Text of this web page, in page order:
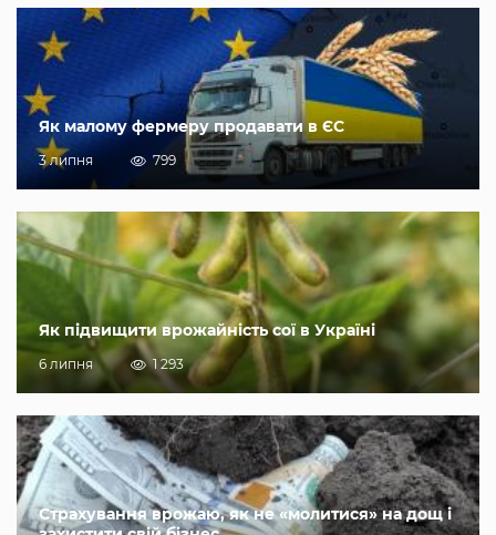
Як малому фермеру продавати в ЄС
3 липня 799
Як підвищити врожайність сої в Україні
6 липня 1 293
Страхування врожаю, як не «молитися» на дощ і